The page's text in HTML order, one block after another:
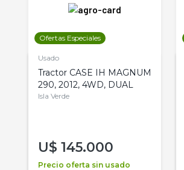
Ofertas Especiales
Usado
Tractor CASE IH MAGNUM
290, 2012, 4WD, DUAL
Isla Verde
U$ 145.000
Precio oferta sin usado